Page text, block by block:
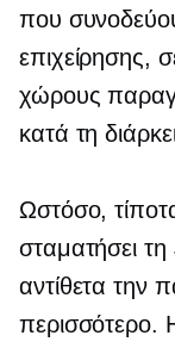
που
επιχείρησης,
χώρους
κατά τη
Ωστόσο,
σταματήσει
αντίθετα την
περισσότερο.